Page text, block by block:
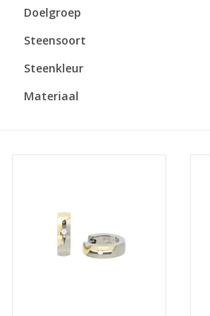
Merken
Cadeaukaarten
Doelgroep
Steensoort
Steenkleur
Materiaal